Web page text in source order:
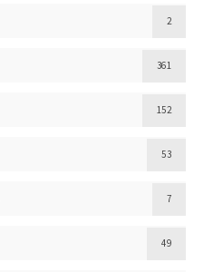
2
361
152
53
7
49